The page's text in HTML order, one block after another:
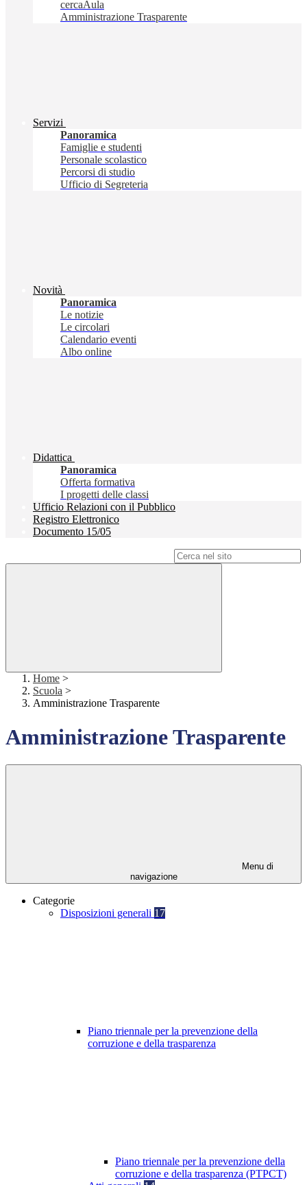
cercaAula
Amministrazione Trasparente
Servizi
Panoramica
Famiglie e studenti
Personale scolastico
Percorsi di studio
Ufficio di Segreteria
Novità
Panoramica
Le notizie
Le circolari
Calendario eventi
Albo online
Didattica
Panoramica
Offerta formativa
I progetti delle classi
Ufficio Relazioni con il Pubblico
Registro Elettronico
Documento 15/05
Home >
Scuola >
Amministrazione Trasparente
Amministrazione Trasparente
Menu di
navigazione
Categorie
Disposizioni generali 17
Piano triennale per la prevenzione della
corruzione e della trasparenza
Piano triennale per la prevenzione della
corruzione e della trasparenza (PTPCT)